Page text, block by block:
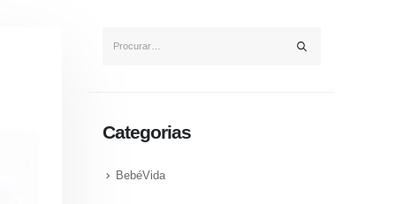
Categorias
BebéVida